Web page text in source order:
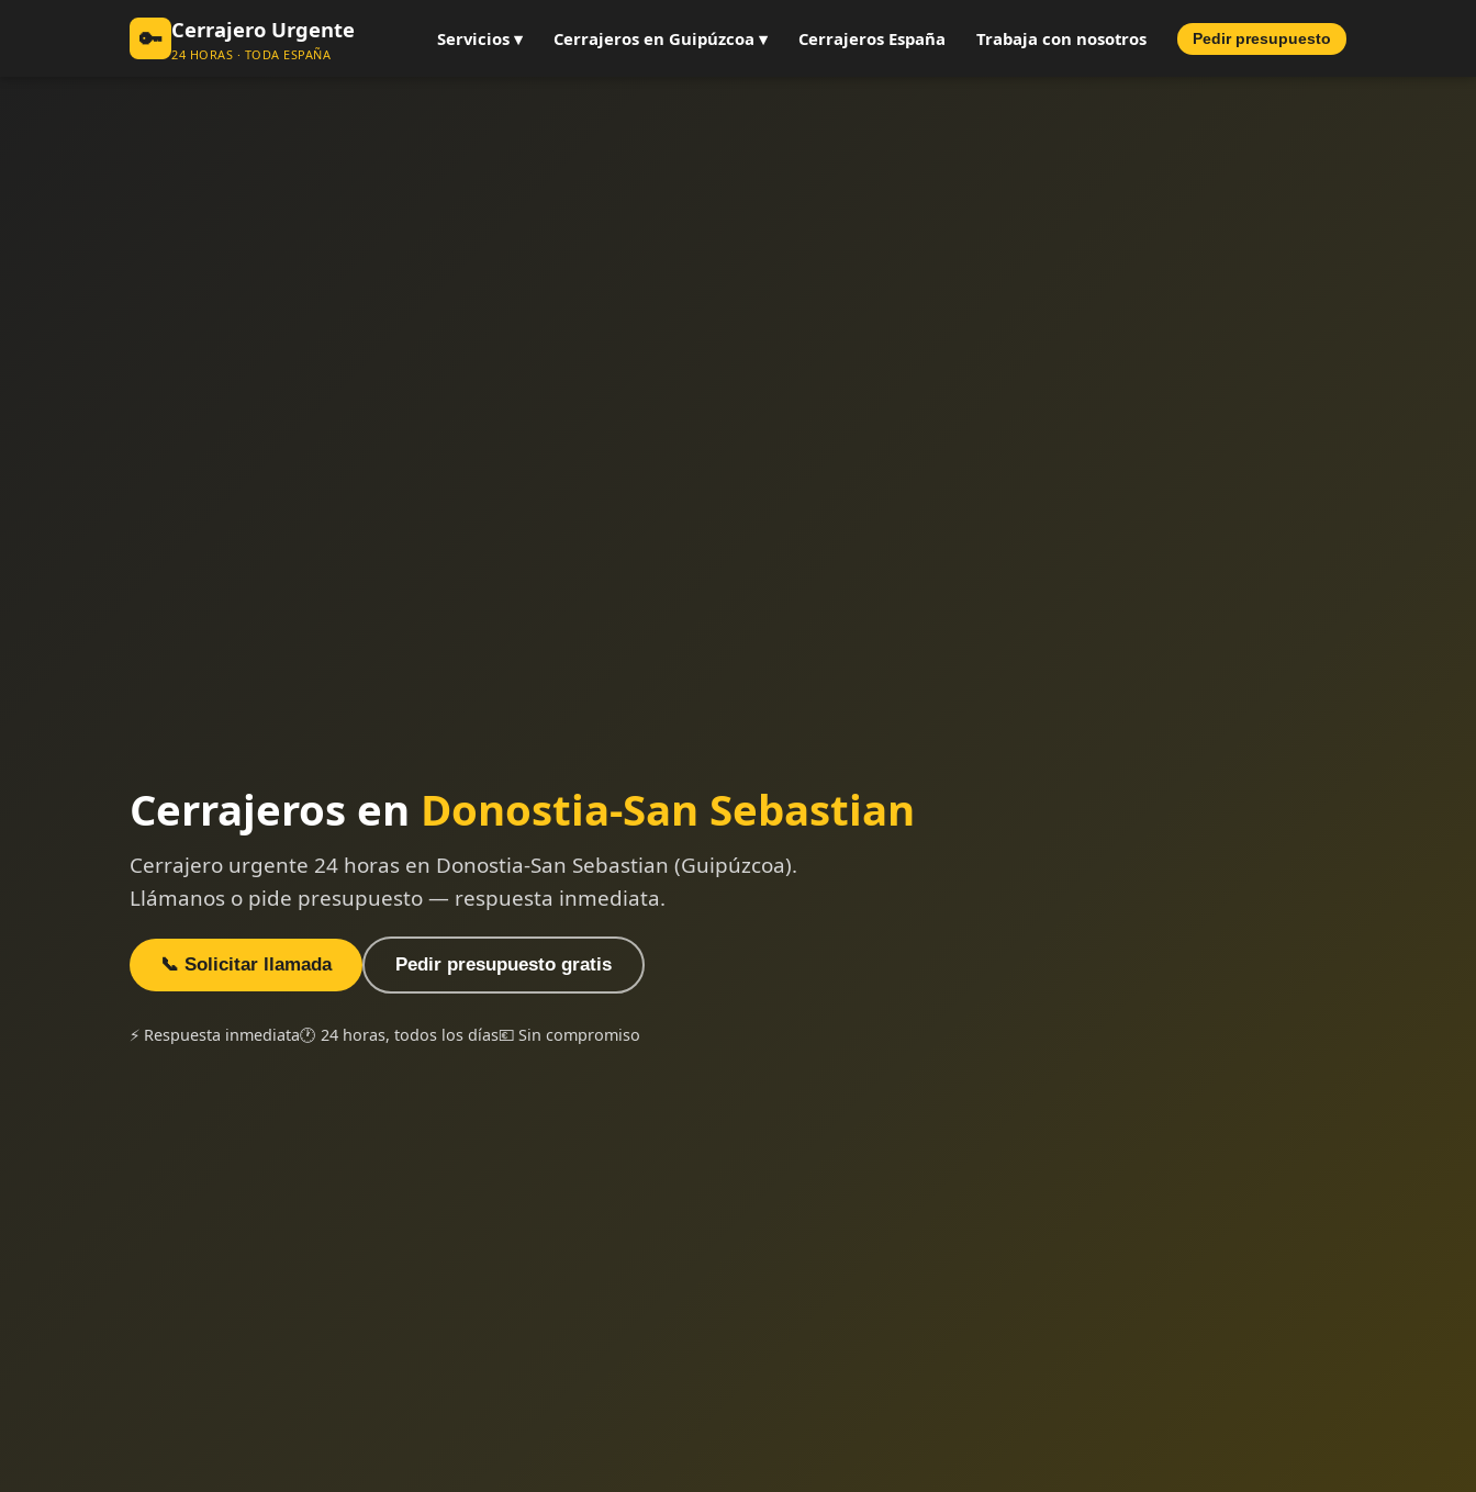
🔑 Cerrajero Urgente
24 HORAS · TODA ESPAÑA
Servicios ▾ Cerrajeros en Guipúzcoa ▾ Cerrajeros España Trabaja con nosotros Pedir presupuesto
Cerrajeros en Donostia-San Sebastian
Cerrajero urgente 24 horas en Donostia-San Sebastian (Guipúzcoa).
Llámanos o pide presupuesto — respuesta inmediata.
📞 Solicitar llamada Pedir presupuesto gratis
⚡ Respuesta inmediata🕐 24 horas, todos los días💶 Sin compromiso